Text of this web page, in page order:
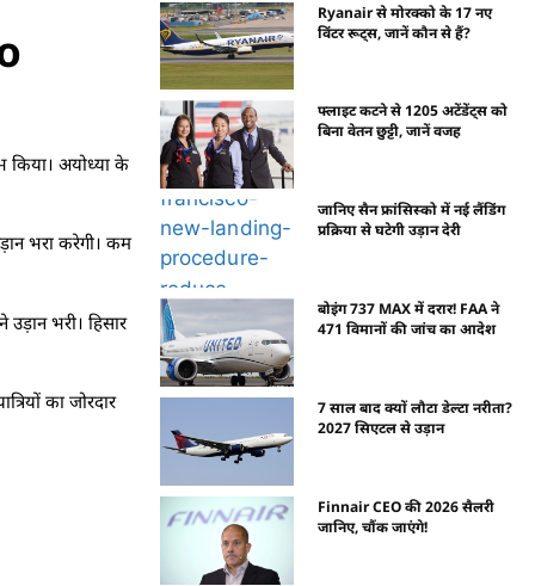
किया। अयोध्या के
भरा करेगी। कम
भरी। हिसार
का जोरदार
Ryanair से मोरक्को के 17 नए
विंटर रूट्स, जानें कौन से हैं?
फ्लाइट कटने से 1205 अटेंडेंट्स को
बिना वेतन छुट्टी, जानें वजह
जानिए सैन फ्रांसिस्को में नई लैंडिंग
प्रक्रिया से घटेगी उड़ान देरी
बोइंग 737 MAX में दरार! FAA ने
471 विमानों की जांच का आदेश
7 साल बाद क्यों लौटा डेल्टा नरीता?
2027 सिएटल से उड़ान
Finnair CEO की 2026 सैलरी
जानिए, चौंक जाएंगे!